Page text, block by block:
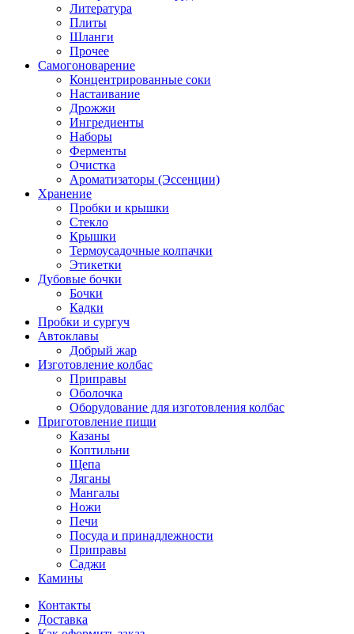
Литература
Плиты
Шланги
Прочее
Самогоноварение
Концентрированные соки
Настаивание
Дрожжи
Ингредиенты
Наборы
Ферменты
Очистка
Ароматизаторы (Эссенции)
Хранение
Пробки и крышки
Стекло
Крышки
Термоусадочные колпачки
Этикетки
Дубовые бочки
Бочки
Кадки
Пробки и сургуч
Автоклавы
Добрый жар
Изготовление колбас
Приправы
Оболочка
Оборудование для изготовления колбас
Приготовление пищи
Казаны
Коптильни
Щепа
Ляганы
Мангалы
Ножи
Печи
Посуда и принадлежности
Приправы
Саджи
Камины
Контакты
Доставка